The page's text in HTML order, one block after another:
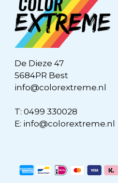
De Dieze 47
5684PR Best
info@colorextreme.nl
T: 0499 330028
E: info@colorextreme.nl